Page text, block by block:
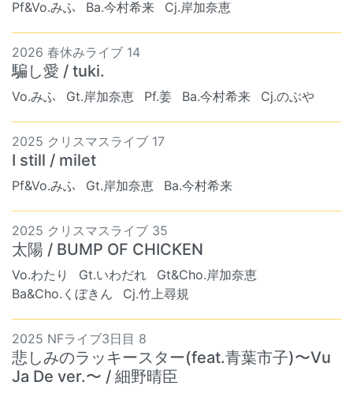
Pf&Vo.みふ Ba.今村希来 Cj.岸加奈恵
2026 春休みライブ 14
騙し愛 / tuki.
Vo.みふ Gt.岸加奈恵 Pf.姜 Ba.今村希来 Cj.のぶや
2025 クリスマスライブ 17
I still / milet
Pf&Vo.みふ Gt.岸加奈恵 Ba.今村希来
2025 クリスマスライブ 35
太陽 / BUMP OF CHICKEN
Vo.わたり Gt.いわだれ
Gt&Cho.岸加奈恵
Ba&Cho.くぼきん
Cj.竹上尋規
2025 NFライブ3日目 8
悲しみのラッキースター(feat.青葉市子)〜Vu
Ja De ver.〜 / 細野晴臣